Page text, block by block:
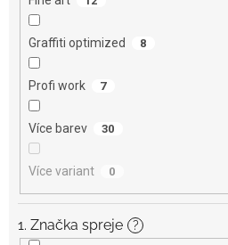
Graffiti optimized 8
Profi work 7
Více barev 30
Více variant 0
1. Značka spreje ?